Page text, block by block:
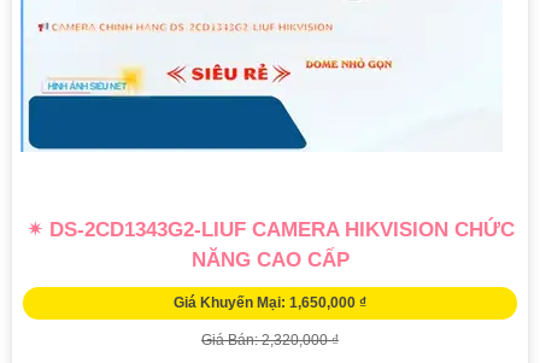
✴ DS-2CD1343G2-LIUF CAMERA HIKVISION CHỨC
NĂNG CAO CẤP
Giá Khuyến Mại: 1,650,000 ₫
Giá Bán: 2,320,000 ₫